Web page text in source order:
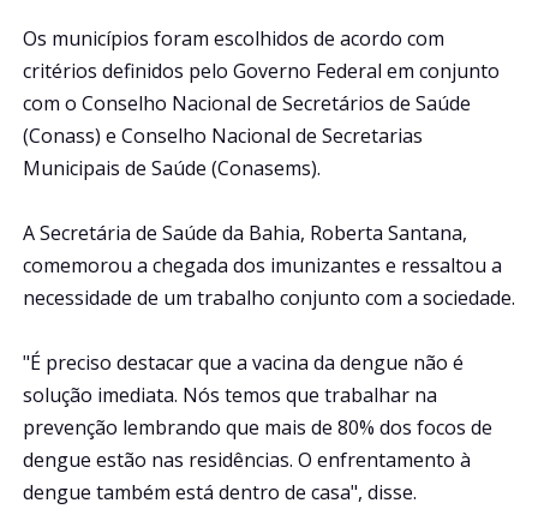
Os municípios foram escolhidos de acordo com
critérios definidos pelo Governo Federal em conjunto
com o Conselho Nacional de Secretários de Saúde
(Conass) e Conselho Nacional de Secretarias
Municipais de Saúde (Conasems).
A Secretária de Saúde da Bahia, Roberta Santana,
comemorou a chegada dos imunizantes e ressaltou a
necessidade de um trabalho conjunto com a sociedade.
"É preciso destacar que a vacina da dengue não é
solução imediata. Nós temos que trabalhar na
prevenção lembrando que mais de 80% dos focos de
dengue estão nas residências. O enfrentamento à
dengue também está dentro de casa", disse.